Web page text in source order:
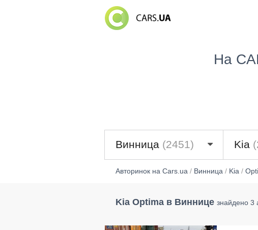
На
Винница (2451) Kia
Авторинок на Cars.ua/ Винница/ Kia/
Kia Optima в Виннице знайдено 3